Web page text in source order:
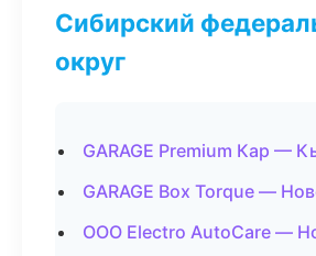
Сибирский
округ
GARAGE Premium Кар —
GARAGE Box Torque —
ООО Electro AutoCare —